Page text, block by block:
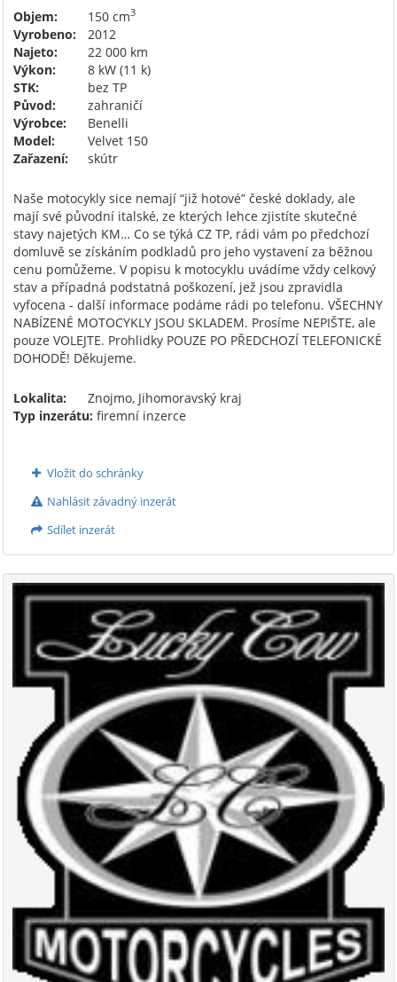
Objem: 150 cm3
Vyrobeno:
2012
Najeto:
22 000 km
Výkon:
8 kW (11 k)
STK:
bez TP
Původ:
zahraničí
Výrobce:
Benelli
Model:
Velvet 150
Zařazení:
skútr
Naše motocykly sice nemají “již hotové” české doklady, ale
mají své původní italské, ze kterých lehce zjistíte skutečné
stavy najetých KM… Co se týká CZ TP, rádi vám po předchozí
domluvě se získáním podkladů pro jeho vystavení za běžnou
cenu pomůžeme. V popisu k motocyklu uvádíme vždy celkový
stav a případná podstatná poškození, jež jsou zpravidla
vyfocena - další informace podáme rádi po telefonu. VŠECHNY
NABÍZENÉ MOTOCYKLY JSOU SKLADEM. Prosíme NEPIŠTE, ale
pouze VOLEJTE. Prohlidky POUZE PO PŘEDCHOZÍ TELEFONICKÉ
DOHODĚ! Děkujeme.
Lokalita:
Znojmo, Jihomoravský kraj
Typ inzerátu: firemní inzerce
Vložit do schránky
Nahlásit závadný inzerát
Sdílet inzerát